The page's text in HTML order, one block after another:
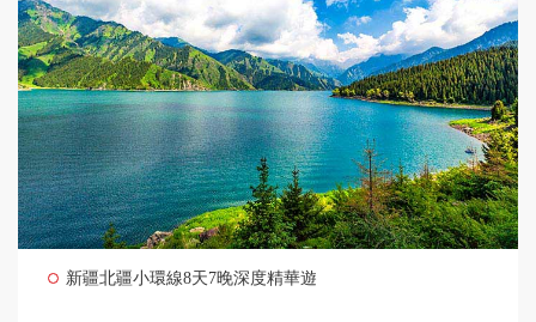
新疆北疆小環線8天7晚深度精華遊